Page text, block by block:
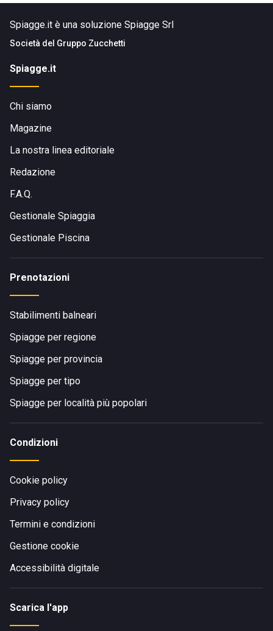
Spiagge.it è una soluzione Spiagge Srl
Società del Gruppo Zucchetti
Spiagge.it
Chi siamo
Magazine
La nostra linea editoriale
Redazione
F.A.Q.
Gestionale Spiaggia
Gestionale Piscina
Prenotazioni
Stabilimenti balneari
Spiagge per regione
Spiagge per provincia
Spiagge per tipo
Spiagge per località più popolari
Condizioni
Cookie policy
Privacy policy
Termini e condizioni
Gestione cookie
Accessibilità digitale
Scarica l'app